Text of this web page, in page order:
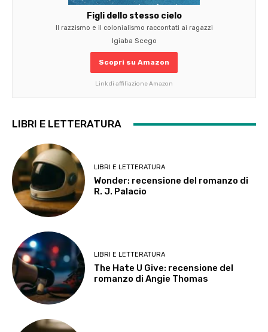
Figli dello stesso cielo
Il razzismo e il colonialismo raccontati ai ragazzi
Igiaba Scego
Scopri su Amazon
Link di affiliazione Amazon
LIBRI E LETTERATURA
LIBRI E LETTERATURA
Wonder: recensione del romanzo di
R. J. Palacio
LIBRI E LETTERATURA
The Hate U Give: recensione del
romanzo di Angie Thomas